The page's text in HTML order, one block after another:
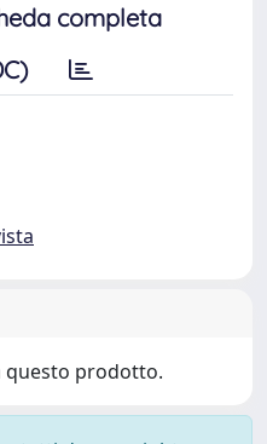
completa
questo prodotto.